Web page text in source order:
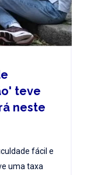
teve
neste
fácil e
uma taxa